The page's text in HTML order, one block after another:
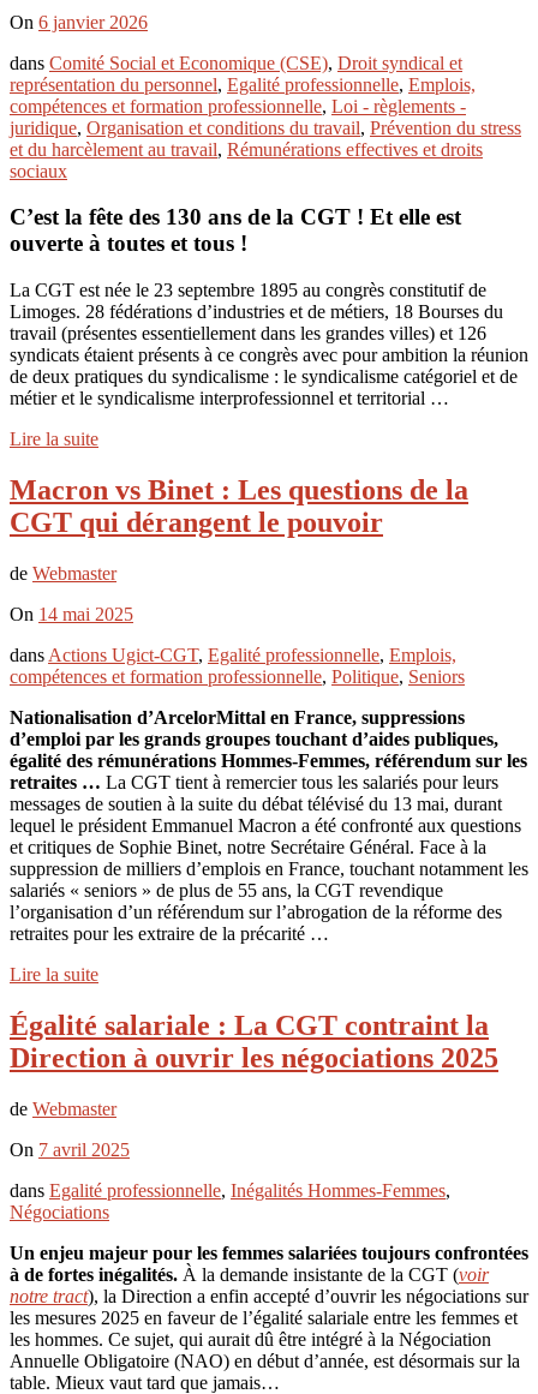
On 6 janvier 2026
dans Comité Social et Economique (CSE), Droit syndical et
représentation du personnel, Egalité professionnelle, Emplois,
compétences et formation professionnelle, Loi - règlements -
juridique, Organisation et conditions du travail, Prévention du stress
et du harcèlement au travail, Rémunérations effectives et droits
sociaux
C’est la fête des 130 ans de la CGT ! Et elle est
ouverte à toutes et tous !
La CGT est née le 23 septembre 1895 au congrès constitutif de
Limoges. 28 fédérations d’industries et de métiers, 18 Bourses du
travail (présentes essentiellement dans les grandes villes) et 126
syndicats étaient présents à ce congrès avec pour ambition la réunion
de deux pratiques du syndicalisme : le syndicalisme catégoriel et de
métier et le syndicalisme interprofessionnel et territorial …
Lire la suite
Macron vs Binet : Les questions de la
CGT qui dérangent le pouvoir
de Webmaster
On 14 mai 2025
dans Actions Ugict-CGT, Egalité professionnelle, Emplois,
compétences et formation professionnelle, Politique, Seniors
Nationalisation d’ArcelorMittal en France, suppressions
d’emploi par les grands groupes touchant d’aides publiques,
égalité des rémunérations Hommes-Femmes, référendum sur les
retraites … La CGT tient à remercier tous les salariés pour leurs
messages de soutien à la suite du débat télévisé du 13 mai, durant
lequel le président Emmanuel Macron a été confronté aux questions
et critiques de Sophie Binet, notre Secrétaire Général. Face à la
suppression de milliers d’emplois en France, touchant notamment les
salariés « seniors » de plus de 55 ans, la CGT revendique
l’organisation d’un référendum sur l’abrogation de la réforme des
retraites pour les extraire de la précarité …
Lire la suite
Égalité salariale : La CGT contraint la
Direction à ouvrir les négociations 2025
de Webmaster
On 7 avril 2025
dans Egalité professionnelle, Inégalités Hommes-Femmes,
Négociations
Un enjeu majeur pour les femmes salariées toujours confrontées
à de fortes inégalités. À la demande insistante de la CGT (voir
notre tract), la Direction a enfin accepté d’ouvrir les négociations sur
les mesures 2025 en faveur de l’égalité salariale entre les femmes et
les hommes. Ce sujet, qui aurait dû être intégré à la Négociation
Annuelle Obligatoire (NAO) en début d’année, est désormais sur la
table. Mieux vaut tard que jamais…